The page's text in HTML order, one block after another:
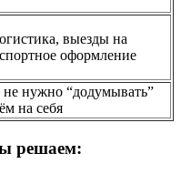
выезды на
оформление
не нужно “додумывать”
на себя
решаем: